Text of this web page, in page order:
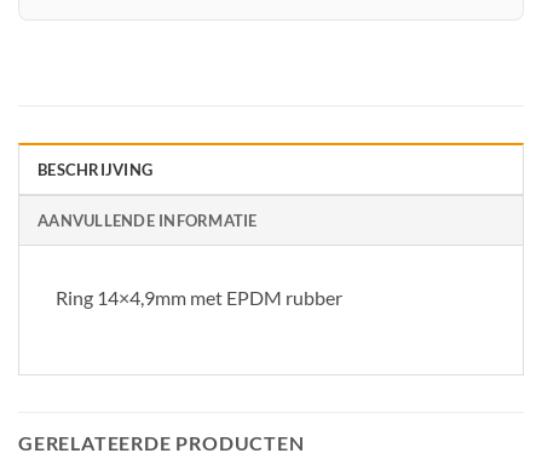
BESCHRIJVING
AANVULLENDE INFORMATIE
Ring 14×4,9mm met EPDM rubber
GERELATEERDE PRODUCTEN